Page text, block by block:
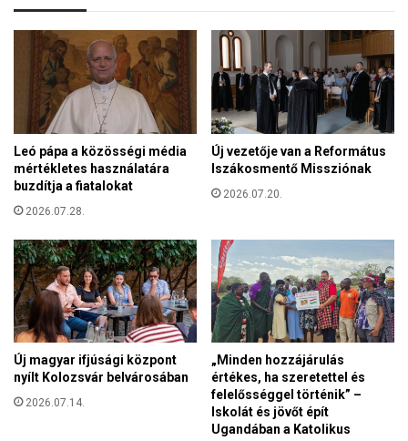
m
l
i
é
n
a
t
r
i
a
n
o
i
t
a
n
a
k
ú
n
i
u
s
7
-
é
n
Leó pápa a közösségi média
mértékletes használatára
buzdítja a fiatalokat
2026.07.28.
Új vezetője van a Református
Iszákosmentő Missziónak
2026.07.20.
Új magyar ifjúsági központ
nyílt Kolozsvár belvárosában
2026.07.14.
„Minden hozzájárulás
értékes, ha szeretettel és
felelősséggel történik” –
Iskolát és jövőt épít
Ugandában a Katolikus